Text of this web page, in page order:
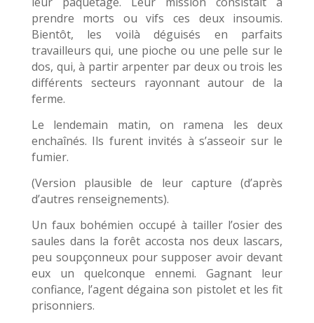
prendre morts ou vifs ces deux insoumis.
Bientôt, les voilà déguisés en parfaits
travailleurs qui, une pioche ou une pelle sur le
dos, qui, à partir arpenter par deux ou trois les
différents secteurs rayonnant autour de la
ferme.
Le lendemain matin, on ramena les deux
enchaînés. Ils furent invités à s’asseoir sur le
fumier.
(Version plausible de leur capture (d’après
d’autres renseignements).
Un faux bohémien occupé à tailler l’osier des
saules dans la forêt accosta nos deux lascars,
peu soupçonneux pour supposer avoir devant
eux un quelconque ennemi. Gagnant leur
confiance, l’agent dégaina son pistolet et les fit
prisonniers.